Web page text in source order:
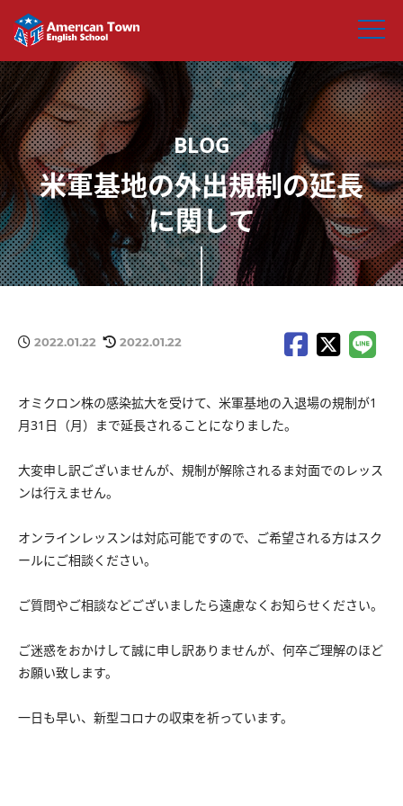
米軍基地の外出規制の延長
に関して
2022.01.22 2022.01.22
オミクロン株の感染拡大を受けて、米軍基地の入退場の規制が1
月31日（月）まで延長されることになりました。
大変申し訳ございませんが、規制が解除されるま対面でのレッス
ンは行えません。
オンラインレッスンは対応可能ですので、ご希望される方はスク
ールにご相談ください。
ご質問やご相談などございましたら遠慮なくお知らせください。
ご迷惑をおかけして誠に申し訳ありませんが、何卒ご理解のほど
お願い致します。
一日も早い、新型コロナの収束を祈っています。